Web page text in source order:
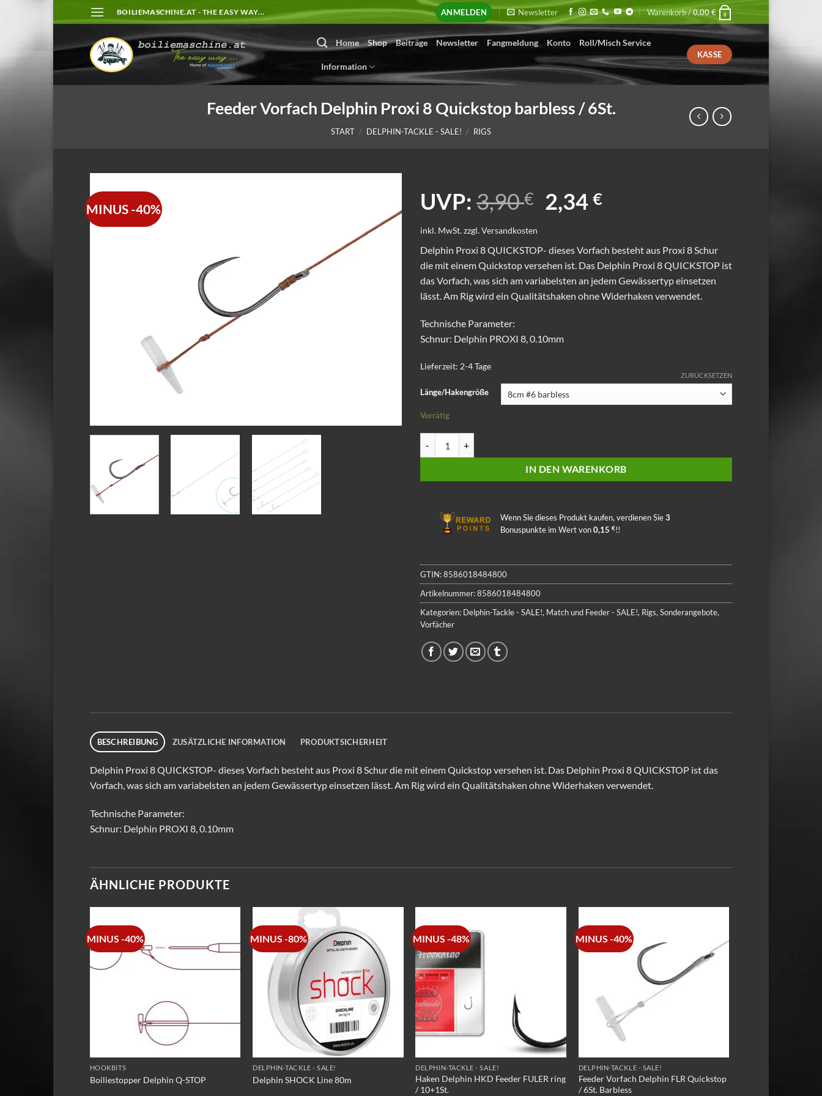
Inhalt
BOILIEMASCHINE.AT - THE EASY WAY... ANMELDEN Newsletter Warenkorb /0,00€ 0
Home Shop Beiträge Newsletter Fangmeldung Konto Roll/Misch Service
Information
KASSE
Feeder Vorfach Delphin Proxi 8 Quickstop barbless / 6St.
START / DELPHIN-TACKLE - SALE! / RIGS
MINUS -40% UVP: 3,90€
Ursprünglicher
war:
3,90 €
2,34 €Aktueller
ist:
2,34 €.
inkl. MwSt.zzgl.Versandkosten
Delphin Proxi 8 QUICKSTOP- dieses Vorfach besteht aus Proxi 8 Schur
die mit einem Quickstop versehen ist. Das Delphin Proxi 8 QUICKSTOP ist
das Vorfach, was sich am variabelsten an jedem Gewässertyp einsetzen
lässt. Am Rig wird ein Qualitätshaken ohne Widerhaken verwendet.
Technische Parameter:
Schnur: Delphin PROXI 8, 0.10mm
Lieferzeit: 2-4 Tage
Länge/Hakengröße
ZURÜCKSETZEN
Vorrätig
IN DEN WARENKORB
Wenn Sie dieses Produkt kaufen, verdienen Sie3
Bonuspunkte im Wert von0,15 €!!
GTIN:8586018484800
Artikelnummer:8586018484800
Kategorien: Delphin-Tackle - SALE!, Match und Feeder - SALE!, Rigs, Sonderangebote,
Vorfächer
BESCHREIBUNG ZUSÄTZLICHE INFORMATION PRODUKTSICHERHEIT
Delphin Proxi 8 QUICKSTOP- dieses Vorfach besteht aus Proxi 8 Schur die mit einem Quickstop versehen ist. Das Delphin Proxi 8 QUICKSTOP ist das
Vorfach, was sich am variabelsten an jedem Gewässertyp einsetzen lässt. Am Rig wird ein Qualitätshaken ohne Widerhaken verwendet.
Technische Parameter:
Schnur: Delphin PROXI 8, 0.10mm
ÄHNLICHE PRODUKTE
MINUS -40%
HOOKBITS
Boiliestopper Delphin Q-STOP
MINUS -80%
DELPHIN-TACKLE - SALE!
Delphin SHOCK Line 80m
MINUS -48%
DELPHIN-TACKLE - SALE!
Haken Delphin HKD Feeder FULER ring
/ 10+1St.
MINUS -40%
DELPHIN-TACKLE - SALE!
Feeder Vorfach Delphin FLR Quickstop
/ 6St. Barbless